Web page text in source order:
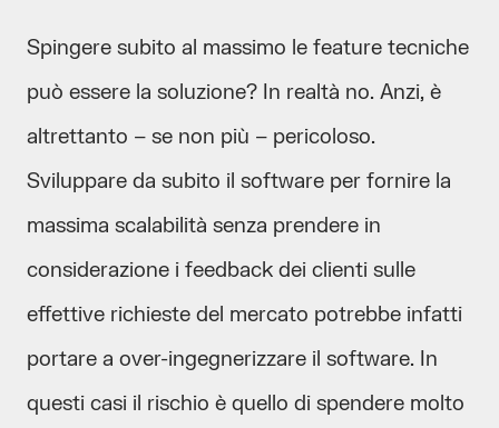
Spingere subito al massimo le feature tecniche
può essere la soluzione? In realtà no. Anzi, è
altrettanto – se non più – pericoloso.
Sviluppare da subito il software per fornire la
massima scalabilità senza prendere in
considerazione i feedback dei clienti sulle
effettive richieste del mercato potrebbe infatti
portare a over-ingegnerizzare il software. In
questi casi il rischio è quello di spendere molto